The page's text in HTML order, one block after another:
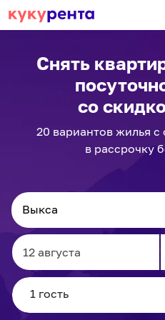
Снять
со
20 вариантов жилья с
в рассрочку
Navigate
forward
to